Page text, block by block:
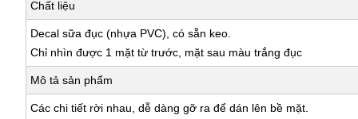
Chất liệu
Decal sữa đục (nhựa PVC), có sẵn keo.
Chỉ nhìn được 1 mặt từ trước, mặt sau màu trắng đục
Mô tả sản phẩm
Các chi tiết rời nhau, dễ dàng gỡ ra để dán lên bề mặt.